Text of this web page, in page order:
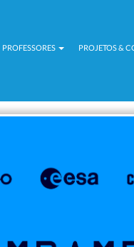
PROFESSORES PROJETOS &